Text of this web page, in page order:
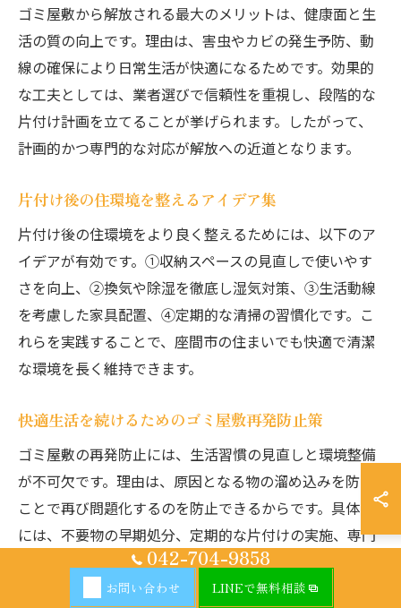
ゴミ屋敷から解放される最大のメリットは、健康面と生
活の質の向上です。理由は、害虫やカビの発生予防、動
線の確保により日常生活が快適になるためです。効果的
な工夫としては、業者選びで信頼性を重視し、段階的な
片付け計画を立てることが挙げられます。したがって、
計画的かつ専門的な対応が解放への近道となります。
片付け後の住環境を整えるアイデア集
片付け後の住環境をより良く整えるためには、以下のア
イデアが有効です。①収納スペースの見直しで使いやす
さを向上、②換気や除湿を徹底し湿気対策、③生活動線
を考慮した家具配置、④定期的な清掃の習慣化です。こ
れらを実践することで、座間市の住まいでも快適で清潔
な環境を長く維持できます。
快適生活を続けるためのゴミ屋敷再発防止策
ゴミ屋敷の再発防止には、生活習慣の見直しと環境整備
が不可欠です。理由は、原因となる物の溜め込みを防ぐ
ことで再び問題化するのを防止できるからです。具体的
には、不要物の早期処分、定期的な片付けの実施、専門
業者への相談体制の確立が効果的です。結論として、継
続的な意識と行動が快適生活の維持に繋がります。
042-704-9858
お問い合わせ LINEで無料相談